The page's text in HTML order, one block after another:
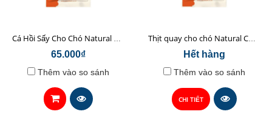
Cá Hồi Sấy Cho Chó Natural Core 45gr
65.000₫
Thêm vào so sánh
Thịt quay cho chó Natural Core 70g
Hết hàng
Thêm vào so sánh
CHI TIẾT